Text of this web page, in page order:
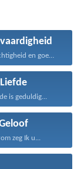
Wie gerechtigheid en goedertierenheid...
Liefde
is geduldig...
zeg Ik u...